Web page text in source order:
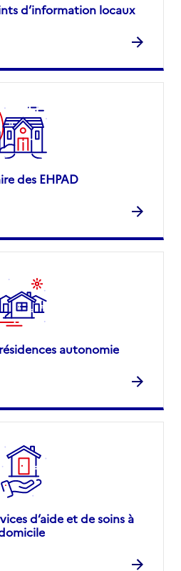
d’information locaux
des EHPAD
autonomie
d’aide et de soins à